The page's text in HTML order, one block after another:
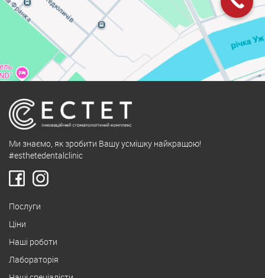
Ми знаємо, як зробити Вашу усмішку найкращою!
#esthetedentalclinic
Послуги
Ціни
Наші роботи
Лабораторія